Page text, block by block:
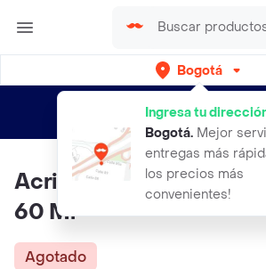
Bogotá
Ingresa tu
Bogotá. Mejor
entregas más
los precios más
convenientes!
envíos gratis por semanas
Acrilico Liquitex Pbr7
60 Ml
Agotado